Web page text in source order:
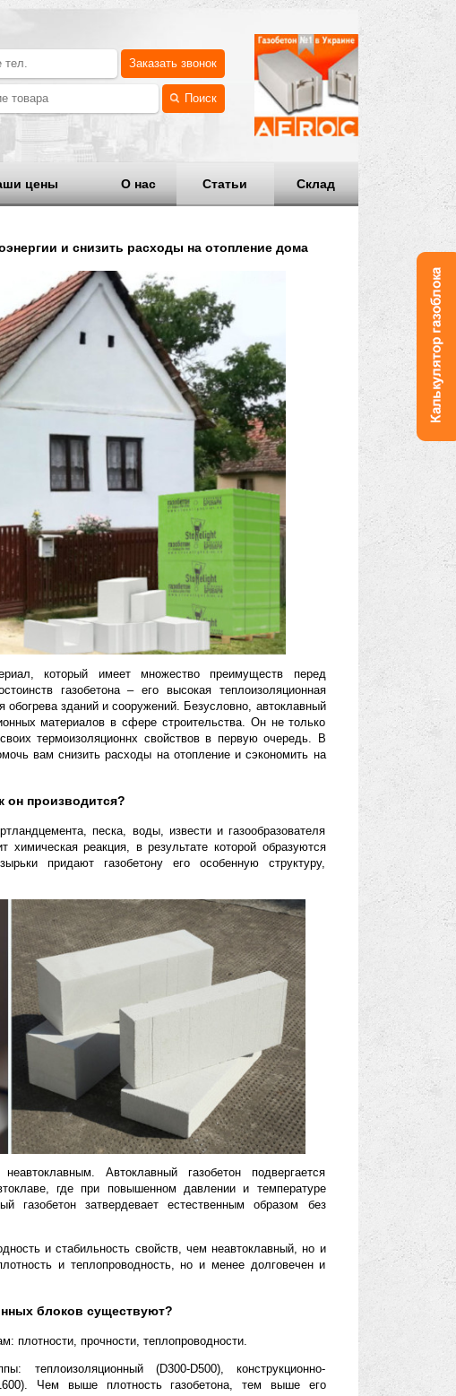
Заказать звонок
Поиск
Наши цены О нас Статьи Склад
на электроэнергии и снизить расходы на отопление дома
материал, который имеет множество преимуществ перед
достоинств газобетона – его высокая теплоизоляционная
энергии для обогрева зданий и сооружений. Безусловно, автоклавный
инновационных материалов в сфере строительства. Он не только
могут помочь вам снизить расходы на отопление и сэкономить на
из портландцемента, песка, воды, извести и газообразователя
происходит химическая реакция, в результате которой образуются
Эти пузырьки придают газобетону его особенную структуру,
и неавтоклавным. Автоклавный газобетон подвергается
– автоклаве, где при повышенном давлении и температуре
газобетон затвердевает естественным образом без
однородность и стабильность свойств, чем неавтоклавный, но и